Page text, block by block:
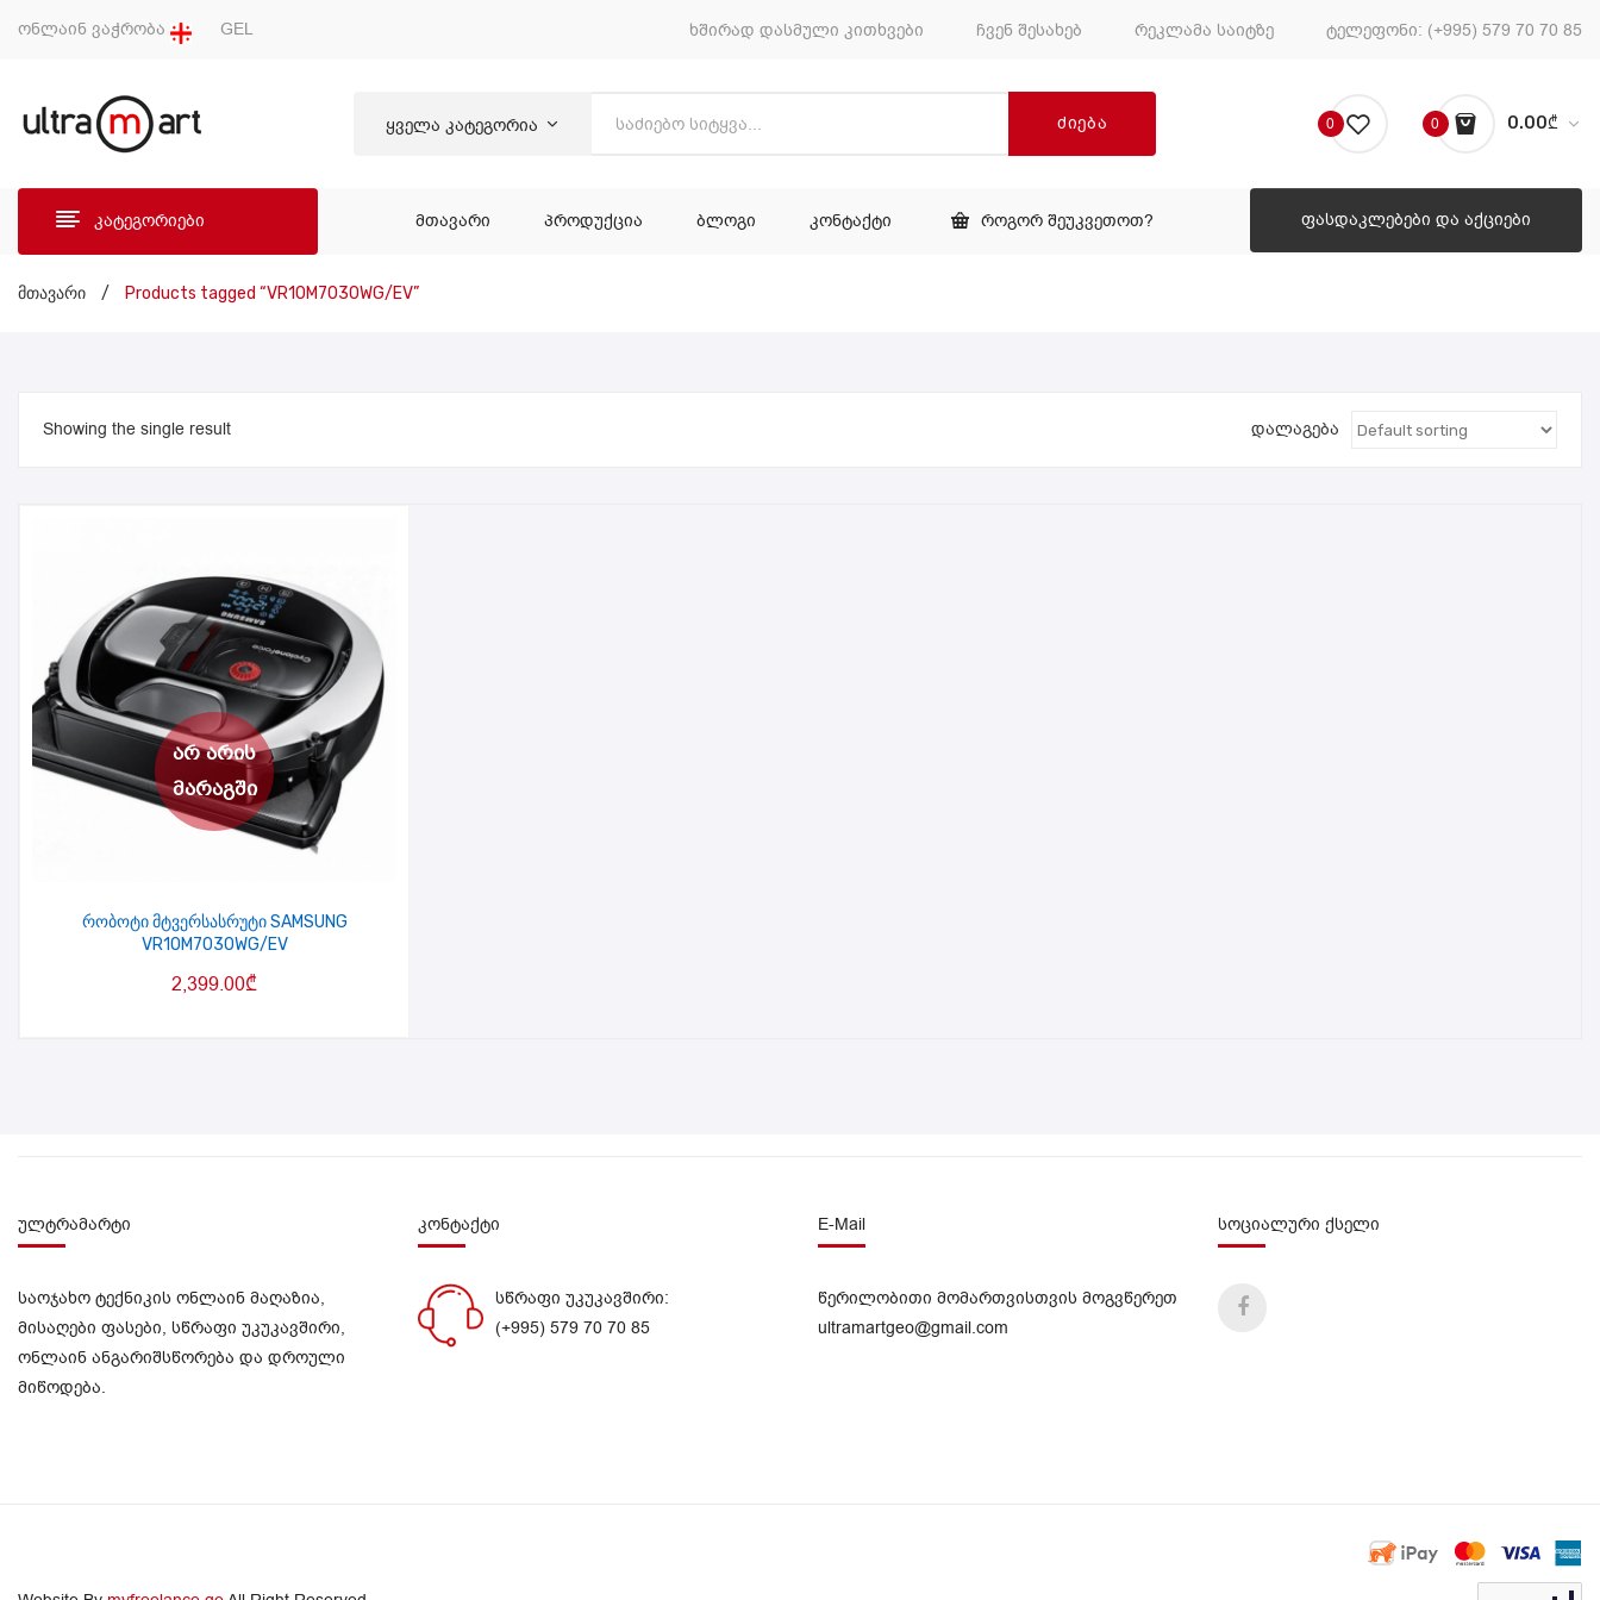
ონლაინ ვაჭრობა GEL ხშირად დასმული კითხვები ჩვენ შესახებ რეკლამა საიტზე ტელეფონი: (+995) 579 70 70 85
ყველა კატეგორია ძიება 0 0 0.00₾
No products in the cart.
კატეგორიები
ᲛᲗᲐᲕᲐᲠᲘ ᲞᲠᲝᲓᲣᲥᲪᲘᲐ ᲑᲚᲝᲒᲘ ᲙᲝᲜᲢᲐᲥᲢᲘ ᲠᲝᲒᲝᲠ ᲨᲔᲣᲙᲕᲔᲗᲝᲗ? ფასდაკლებები და აქციები
მთავარი / Products tagged “VR10M7030WG/EV”
Showing the single result დალაგება
რობოტი მტვერსასრუტი SAMSUNG
VR10M7030WG/EV
2,399.00₾
ულტრამარტი
საოჯახო ტექნიკის ონლაინ მაღაზია,
მისაღები ფასები, სწრაფი უკუკავშირი,
ონლაინ ანგარიშსწორება და დროული
მიწოდება.
კონტაქტი
სწრაფი უკუკავშირი:
(+995) 579 70 70 85
E-Mail
წერილობითი მომართვისთვის მოგვწერეთ
ultramartgeo@gmail.com
სოციალური ქსელი